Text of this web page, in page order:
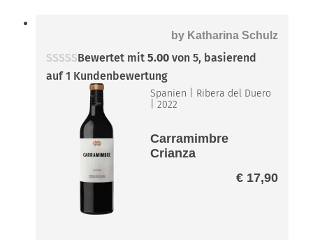
by Katharina Schulz
Bewertet mit5.00 von 5, basierend
auf1 Kundenbewertung
Spanien
Ribera del Duero
|2022
Carramimbre
Crianza
€17,90